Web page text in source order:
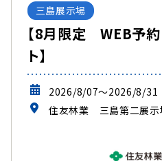
三島展示場
【8月限定 WEB予
ト】
2026/8/07～2026/8/31
住友林業 三島第二展示